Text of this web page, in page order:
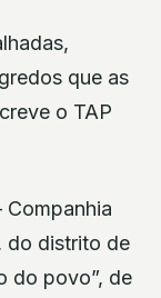
que as
o TAP
Companhia
do distrito de
do povo”, de